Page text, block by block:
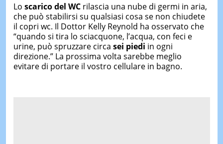
Lo scarico del WCrilascia una nube di germi in aria,
che può stabilirsi su qualsiasi cosa se non chiudete
il copri wc. Il Dottor Kelly Reynold ha osservato che
“quando si tira lo sciacquone, l’acqua, con feci e
urine, può spruzzare circa sei piedi in ogni
direzione.” La prossima volta sarebbe meglio
evitare di portare il vostro cellulare in bagno.